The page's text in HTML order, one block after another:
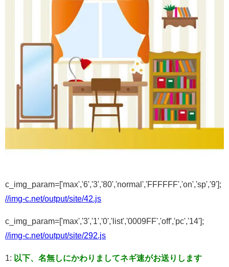
c_img_param=['max','6','3','80','normal','FFFFFF','on','sp','9'];
//img-c.net/output/site/42.js
c_img_param=['max','3','1','0','list','0009FF','off','pc','14'];
//img-c.net/output/site/292.js
1: 以下、名無しにかわりましてネギ速がお送りします